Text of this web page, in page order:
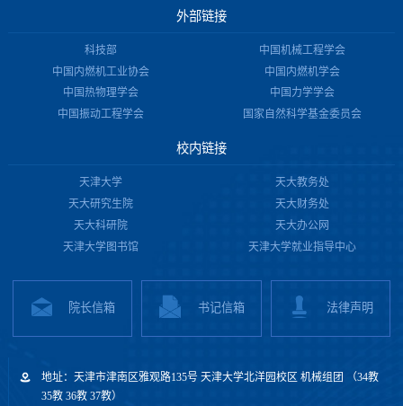
外部链接
科技部
中国机械工程学会
中国内燃机工业协会
中国内燃机学会
中国热物理学会
中国力学学会
中国振动工程学会
国家自然科学基金委员会
校内链接
天津大学
天大教务处
天大研究生院
天大财务处
天大科研院
天大办公网
天津大学图书馆
天津大学就业指导中心
院长信箱 书记信箱 法律声明
地址：天津市津南区雅观路135号 天津大学北洋园校区 机械组团 （34教
35教 36教 37教）